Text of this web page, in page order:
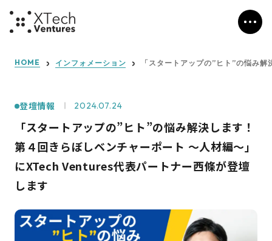
HOME インフォメーション 「スタートアップの”ヒト”の悩み
登壇情報 2024.07.24
「スタートアップの”ヒト”の悩み解決します！
第４回きらぼしベンチャーポート ～人材編～」
にXTech Ventures代表パートナー西條が登壇
します